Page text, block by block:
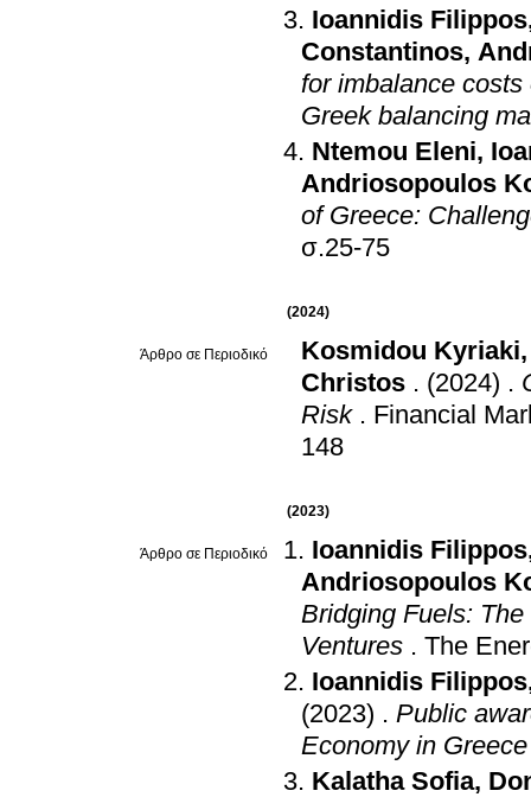
Ioannidis Filippos
Constantinos,
for imbalance
Greek balancing
Ntemou Eleni,
Andriosopoulos
of Greece:
σ.25-75
(2024)
Άρθρο σε Περιοδικό Kosmidou Kyriaki
Christos . (2024) .
Risk . Financial
148
(2023)
Άρθρο σε Περιοδικό Ioannidis Filippos
Andriosopoulos
Bridging Fuels:
Ventures . The
Ioannidis Filippos
(2023) . Public
Economy in Greece
Kalatha Sofia,